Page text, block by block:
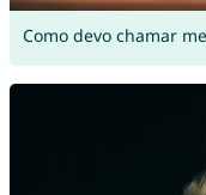
Como devo chamar